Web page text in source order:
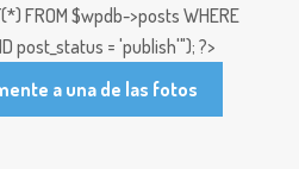
FROM $wpdb->posts WHERE
post_status = 'publish'"); ?>
a una de las fotos